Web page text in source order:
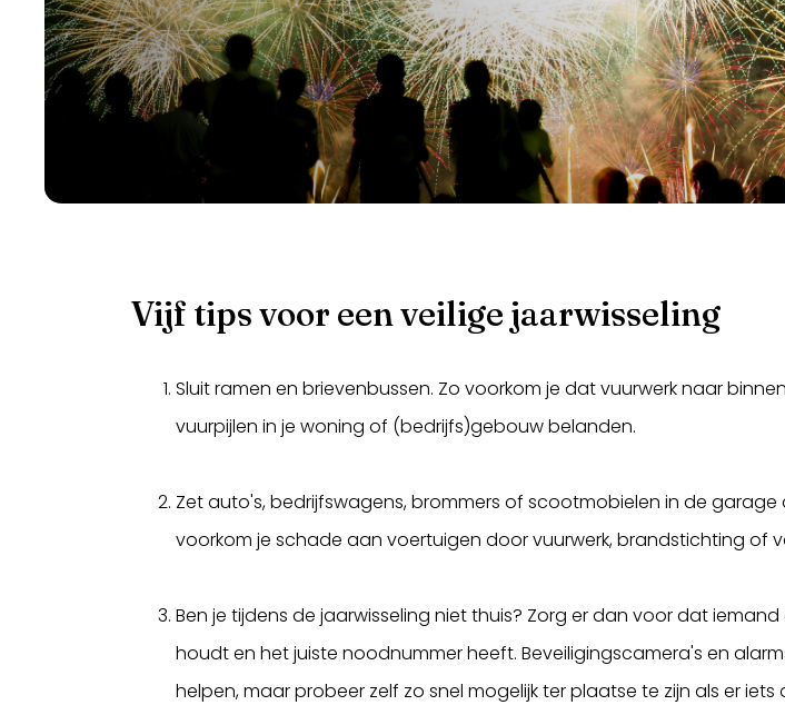
Vijf tips voor een veilige jaarwisseling
Sluit ramen en brievenbussen. Zo voorkom je dat vuurwerk naar
vuurpijlen in je woning of (bedrijfs)gebouw belanden.
Zet auto's, bedrijfswagens, brommers of scootmobielen in de garage
voorkom je schade aan voertuigen door vuurwerk, brandstichting of
Ben je tijdens de jaarwisseling niet thuis? Zorg er dan voor dat
houdt en het juiste noodnummer heeft. Beveiligingscamera's en
helpen, maar probeer zelf zo snel mogelijk ter plaatse te zijn als er iets